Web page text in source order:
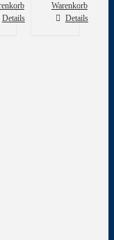
Details
Warenkorb
Details